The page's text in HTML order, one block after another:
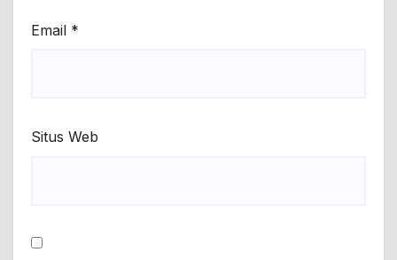
Email *
Situs Web